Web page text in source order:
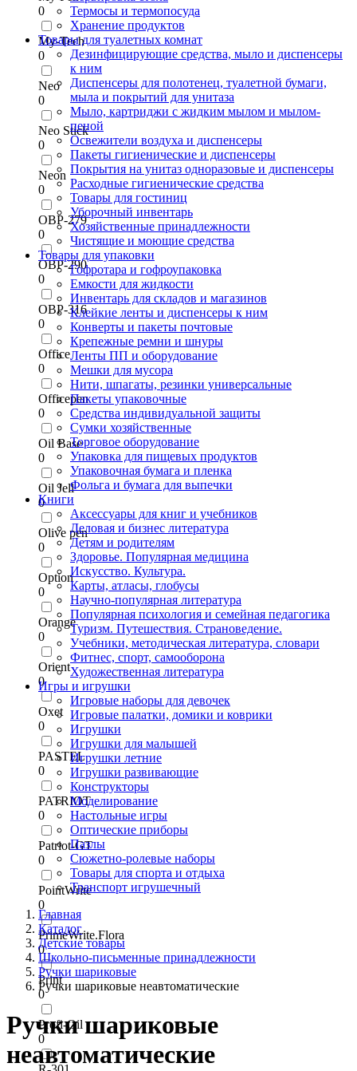
0
My-Tech
0
Neo
0
Neo Stick
0
Neon
0
OBP-279
0
OBP-290
0
OBP-316
0
Office
0
Officepen
0
Oil Base
0
Oil Jell
0
Olive pen
0
Option
0
Orange
0
Orient
0
Oxet
0
PASTEL
0
PATRIOT
0
Patriot-GT
0
PointWrite
0
PrimeWrite.Flora
0
Print
0
Profi-Oil
0
Термосы и термопосуда
Хранение продуктов
Товары для туалетных комнат
Дезинфицирующие средства, мыло и диспенсеры
к ним
Диспенсеры для полотенец, туалетной бумаги,
мыла и покрытий для унитаза
Мыло, картриджи с жидким мылом и мылом-
пеной
Освежители воздуха и диспенсеры
Пакеты гигиенические и диспенсеры
Покрытия на унитаз одноразовые и диспенсеры
Расходные гигиенические средства
Товары для гостиниц
Уборочный инвентарь
Хозяйственные принадлежности
Чистящие и моющие средства
Товары для упаковки
Гофротара и гофроупаковка
Емкости для жидкости
Инвентарь для складов и магазинов
Клейкие ленты и диспенсеры к ним
Конверты и пакеты почтовые
Крепежные ремни и шнуры
Ленты ПП и оборудование
Мешки для мусора
Нити, шпагаты, резинки универсальные
Пакеты упаковочные
Средства индивидуальной защиты
Сумки хозяйственные
Торговое оборудование
Упаковка для пищевых продуктов
Упаковочная бумага и пленка
Фольга и бумага для выпечки
Книги
Аксессуары для книг и учебников
Деловая и бизнес литература
Детям и родителям
Здоровье. Популярная медицина
Искусство. Культура.
Карты, атласы, глобусы
Научно-популярная литература
Популярная психология и семейная педагогика
Туризм. Путешествия. Страноведение.
Учебники, методическая литература, словари
Фитнес, спорт, самооборона
Художественная литература
Игры и игрушки
Игровые наборы для девочек
Игровые палатки, домики и коврики
Игрушки
Игрушки для малышей
Игрушки летние
Игрушки развивающие
Конструкторы
Моделирование
Настольные игры
Оптические приборы
Пазлы
Сюжетно-ролевые наборы
Товары для спорта и отдыха
Транспорт игрушечный
Главная
Каталог
Детские товары
Школьно-письменные принадлежности
Ручки шариковые
Ручки шариковые неавтоматические
Ручки шариковые
неавтоматические